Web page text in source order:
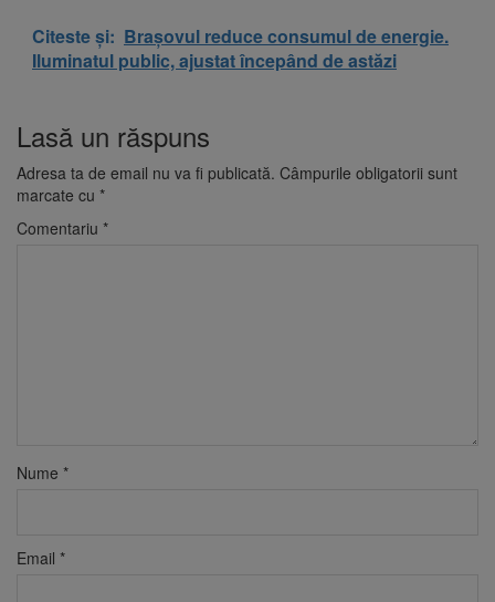
Citeste și: Brașovul reduce consumul de energie.
Iluminatul public, ajustat începând de astăzi
Lasă un răspuns
Adresa ta de email nu va fi publicată. Câmpurile obligatorii sunt
marcate cu *
Comentariu *
Nume *
Email *